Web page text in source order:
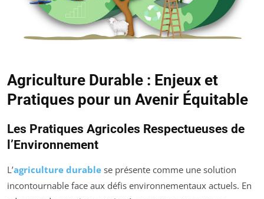
Agriculture Durable : Enjeux et
Pratiques pour un Avenir Équitable
Les Pratiques Agricoles Respectueuses de
l’Environnement
L’agriculture durable se présente comme une solution
incontournable face aux défis environnementaux actuels. En